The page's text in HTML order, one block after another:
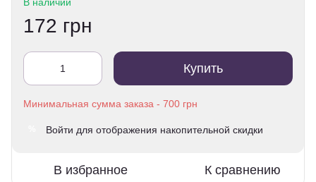
172 грн
Купить
Войти для отображения накопительной скидки
В избранное К сравнению